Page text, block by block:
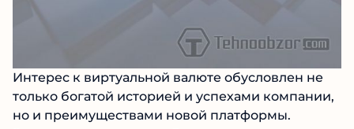
Интерес к виртуальной валюте обусловлен не
только богатой историей и успехами компании,
но и преимуществами новой платформы.